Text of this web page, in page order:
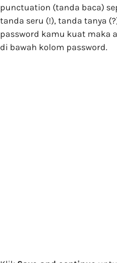
punctuation (tanda baca)
tanda seru (!), tanda tanya
password kamu kuat maka
di bawah kolom password.